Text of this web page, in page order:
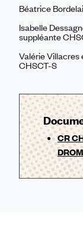
Béatrice
Isabelle
suppléante
Valérie Villacres
CHSCT-S
CR
DROM